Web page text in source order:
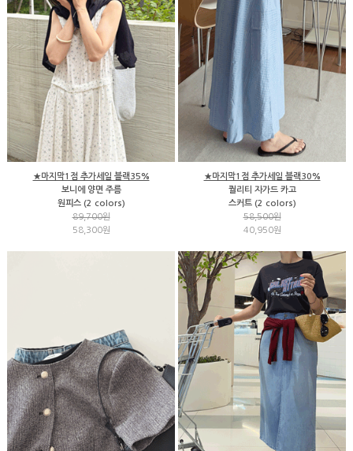
★마지막1점 추가세일 블랙35%
보니에 양면 주름
원피스 (2 colors)
89,700원
58,300원
★마지막1점 추가세일 블랙30%
퀄리티 자가드 카고
스커트 (2 colors)
58,500원
40,950원